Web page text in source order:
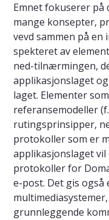
Emnet fokuserer på
mange konsepter,
vevd sammen på
spekteret av
ned-tilnærmingen,
applikasjonslaget
laget. Elementer
referansemodeller
rutingsprinsipper,
protokoller som er
applikasjonslaget
protokoller for
e-post. Det gis
grunnleggende